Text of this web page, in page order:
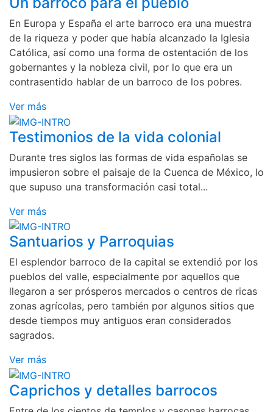
En Europa y España el arte barroco era una muestra
de la riqueza y poder que había alcanzado la Iglesia
Católica, así como una forma de ostentación de los
gobernantes y la nobleza civil, por lo que era un
contrasentido hablar de un barroco de los pobres.
Ver más
Testimonios de la vida colonial
Durante tres siglos las formas de vida españolas se
impusieron sobre el paisaje de la Cuenca de México, lo
que supuso una transformación casi total...
Ver más
Santuarios y Parroquias
El esplendor barroco de la capital se extendió por los
pueblos del valle, especialmente por aquellos que
llegaron a ser prósperos mercados o centros de ricas
zonas agrícolas, pero también por algunos sitios que
desde tiempos muy antiguos eran considerados
sagrados.
Ver más
Caprichos y detalles barrocos